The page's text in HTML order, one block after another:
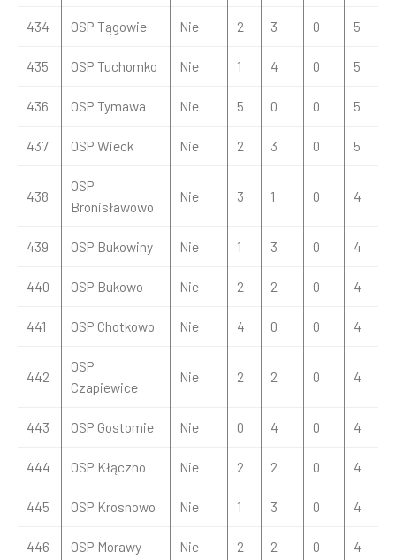
434 OSP Tągowie Nie 2 3 0 5
435 OSP Tuchomko Nie 1 4 0 5
436 OSP Tymawa Nie 5 0 0 5
437 OSP Wieck Nie 2 3 0 5
438
OSP
Bronisławowo
Nie 3 1 0 4
439 OSP Bukowiny Nie 1 3 0 4
440 OSP Bukowo Nie 2 2 0 4
441 OSP Chotkowo Nie 4 0 0 4
442
OSP
Czapiewice
Nie 2 2 0 4
443 OSP Gostomie Nie 0 4 0 4
444 OSP Kłączno Nie 2 2 0 4
445 OSP Krosnowo Nie 1 3 0 4
446 OSP Morawy Nie 2 2 0 4